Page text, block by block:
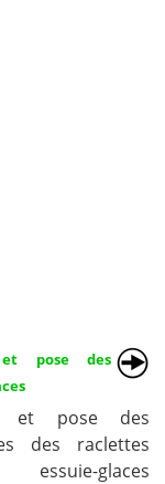
et pose des
et pose des
des raclettes
glaces